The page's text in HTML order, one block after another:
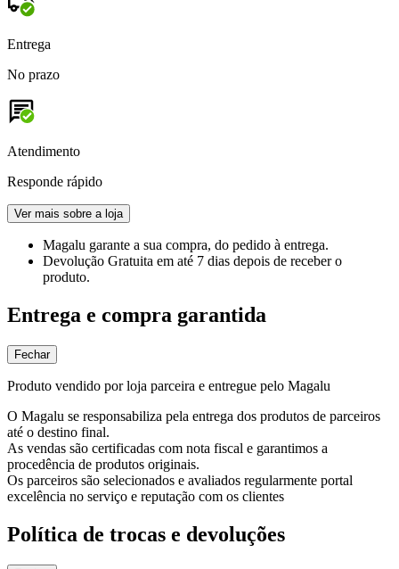
Entrega
No prazo
Atendimento
Responde rápido
Ver mais sobre a loja
Magalu garante a sua compra, do pedido à entrega.
Devolução Gratuita em até 7 dias depois de receber o
produto.
Entrega e compra garantida
Fechar
Produto vendido por loja parceira e entregue pelo Magalu
O Magalu se responsabiliza pela entrega dos produtos de parceiros
até o destino final.
As vendas são certificadas com nota fiscal e garantimos a
procedência de produtos originais.
Os parceiros são selecionados e avaliados regularmente portal
excelência no serviço e reputação com os clientes
Política de trocas e devoluções